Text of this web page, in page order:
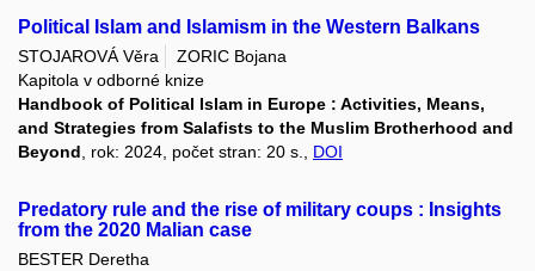
Political Islam and Islamism in the Western Balkans
STOJAROVÁ Věra
ZORIC Bojana
Kapitola v odborné knize
Handbook of Political Islam in Europe : Activities, Means,
and Strategies from Salafists to the Muslim Brotherhood and
Beyond , rok: 2024, počet stran: 20 s., DOI
Predatory rule and the rise of military coups : Insights
from the 2020 Malian case
BESTER Deretha